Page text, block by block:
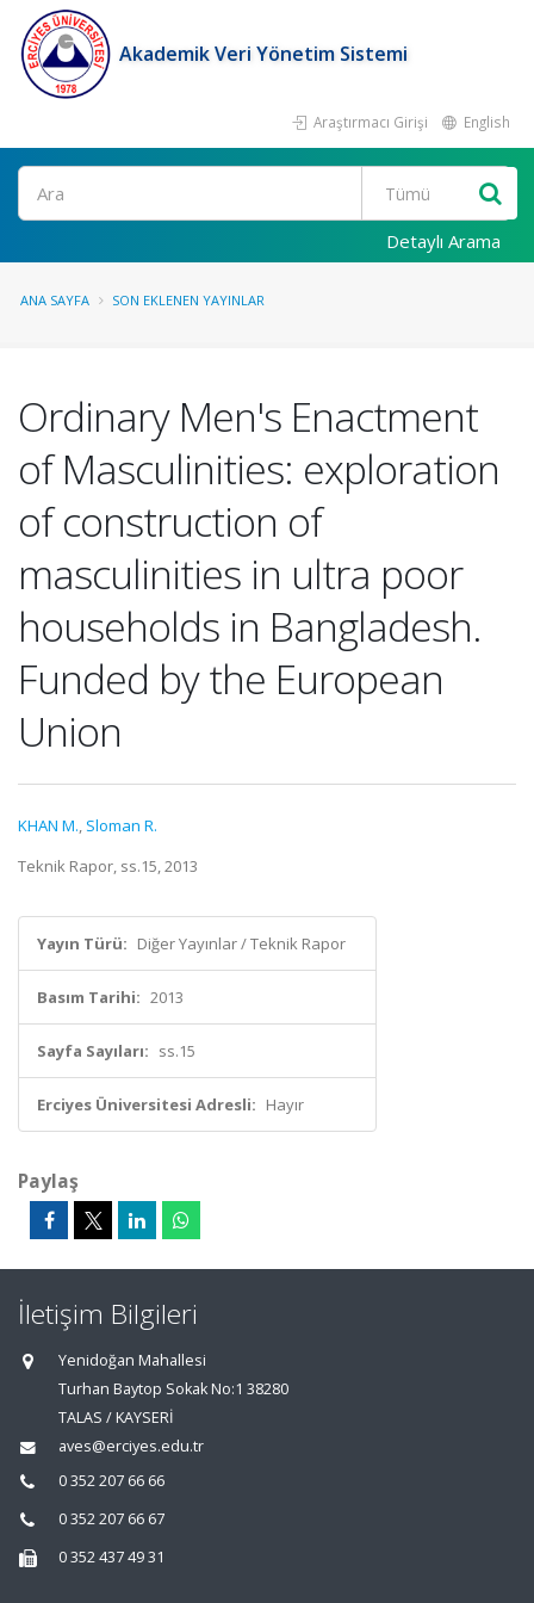
Akademik Veri Yönetim Sistemi
Araştırmacı Girişi English
Ara
Detaylı Arama
ANA SAYFA SON EKLENEN YAYINLAR
Ordinary Men's Enactment
of Masculinities: exploration
of construction of
masculinities in ultra poor
households in Bangladesh.
Funded by the European
Union
KHAN M., Sloman R.
Teknik Rapor, ss.15, 2013
Yayın Türü: Diğer Yayınlar / Teknik Rapor
Basım Tarihi: 2013
Sayfa Sayıları: ss.15
Erciyes Üniversitesi Adresli: Hayır
Paylaş
İletişim Bilgileri
Yenidoğan Mahallesi
Turhan Baytop Sokak No:1 38280
TALAS / KAYSERİ
aves@erciyes.edu.tr
0 352 207 66 66
0 352 207 66 67
0 352 437 49 31